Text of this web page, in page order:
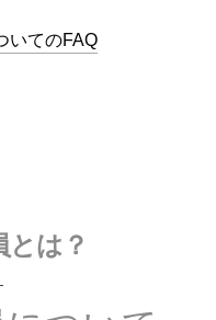
いてのFAQ
とは？